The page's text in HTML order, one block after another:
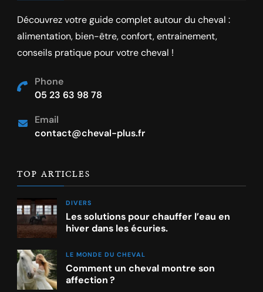
Découvrez votre guide complet autour du cheval :
alimentation, bien-être, confort, entrainement,
conseils pratique pour votre cheval !
Phone
05 23 63 98 78
Email
contact@cheval-plus.fr
TOP ARTICLES
DIVERS
Les solutions pour chauffer l’eau en
hiver dans les écuries.
LE MONDE DU CHEVAL
Comment un cheval montre son
affection ?